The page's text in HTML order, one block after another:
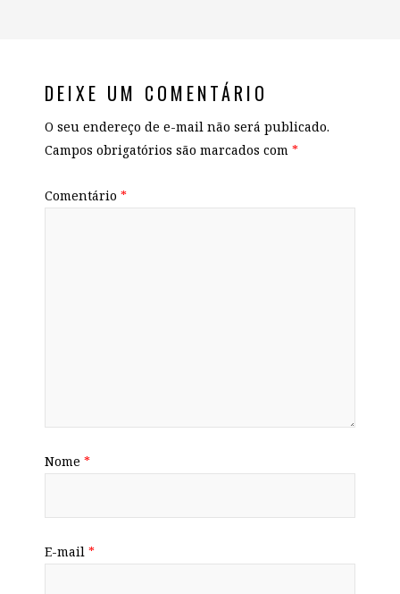
DEIXE UM COMENTÁRIO
O seu endereço de e-mail não será publicado.
Campos obrigatórios são marcados com *
Comentário *
Nome *
E-mail *